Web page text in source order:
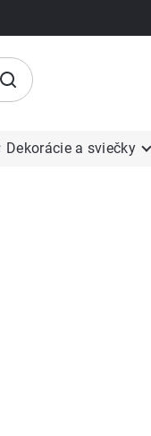
Dekorácie a sviečky